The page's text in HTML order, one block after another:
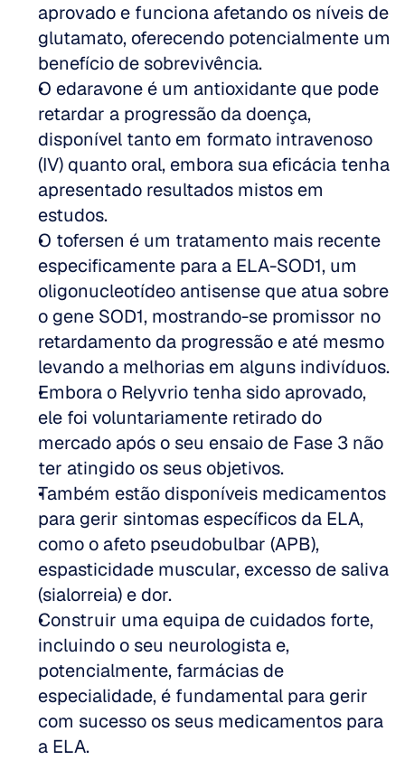
aprovado e funciona afetando os níveis de
glutamato, oferecendo potencialmente um
benefício de sobrevivência.
O edaravone é um antioxidante que pode
retardar a progressão da doença,
disponível tanto em formato intravenoso
(IV) quanto oral, embora sua eficácia tenha
apresentado resultados mistos em
estudos.
O tofersen é um tratamento mais recente
especificamente para a ELA-SOD1, um
oligonucleotídeo antisense que atua sobre
o gene SOD1, mostrando-se promissor no
retardamento da progressão e até mesmo
levando a melhorias em alguns indivíduos.
Embora o Relyvrio tenha sido aprovado,
ele foi voluntariamente retirado do
mercado após o seu ensaio de Fase 3 não
ter atingido os seus objetivos.
Também estão disponíveis medicamentos
para gerir sintomas específicos da ELA,
como o afeto pseudobulbar (APB),
espasticidade muscular, excesso de saliva
(sialorreia) e dor.
Construir uma equipa de cuidados forte,
incluindo o seu neurologista e,
potencialmente, farmácias de
especialidade, é fundamental para gerir
com sucesso os seus medicamentos para
a ELA.